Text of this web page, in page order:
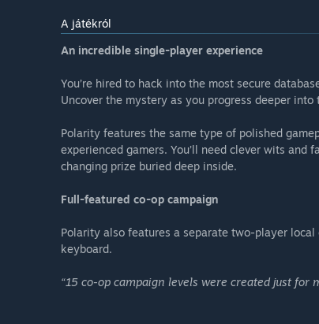
A játékról
An incredible single-player experience
You’re hired to hack into the most secure
Uncover the mystery as you progress deeper
Polarity features the same type of polished
experienced gamers. You’ll need clever wits and
changing prize buried deep inside.
Full-featured co-op campaign
Polarity also features a separate two-player
keyboard.
“15 co-op campaign levels were created just